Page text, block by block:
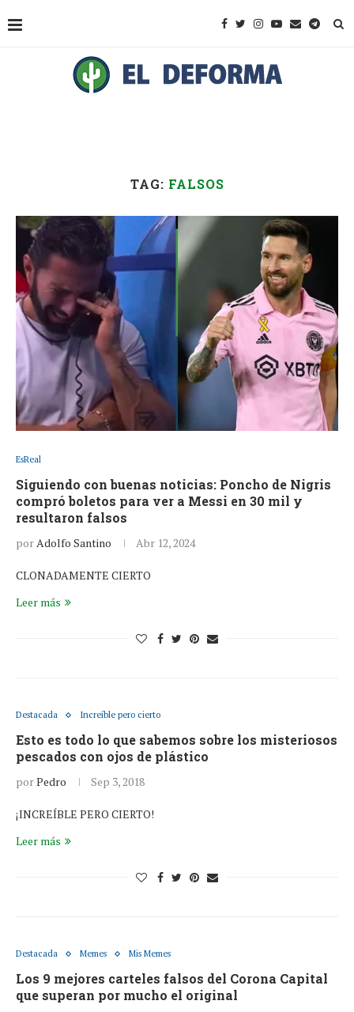
TAG: FALSOS
EsReal
Siguiendo con buenas noticias: Poncho de Nigris
compró boletos para ver a Messi en 30 mil y
resultaron falsos
porAdolfo Santino Abr 12, 2024
CLONADAMENTE CIERTO
Leer más
Destacada Increíble pero cierto
Esto es todo lo que sabemos sobre los misteriosos
pescados con ojos de plástico
porPedro Sep 3, 2018
¡INCREÍBLE PERO CIERTO!
Leer más
Destacada Memes Mis Memes
Los 9 mejores carteles falsos del Corona Capital
que superan por mucho el original